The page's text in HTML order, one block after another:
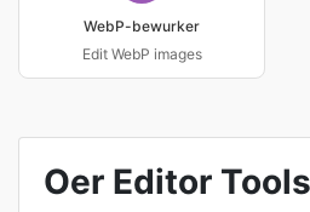
WebP-bewurker
Edit WebP images
Oer Editor Tools